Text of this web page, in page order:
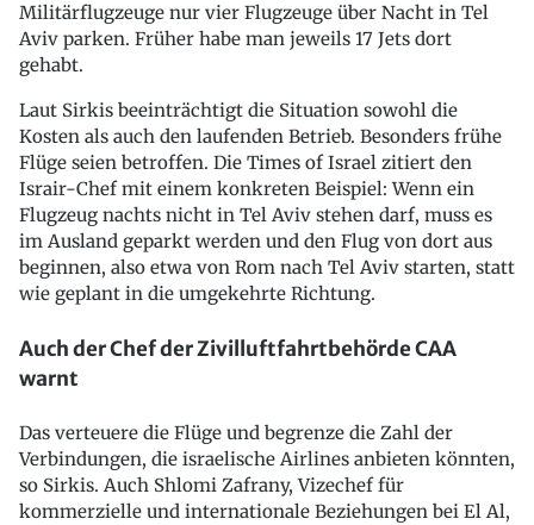
Militärflugzeuge nur vier Flugzeuge über Nacht in Tel
Aviv parken. Früher habe man jeweils 17 Jets dort
gehabt.
Laut Sirkis beeinträchtigt die Situation sowohl die
Kosten als auch den laufenden Betrieb. Besonders frühe
Flüge seien betroffen. Die Times of Israel zitiert den
Israir-Chef mit einem konkreten Beispiel: Wenn ein
Flugzeug nachts nicht in Tel Aviv stehen darf, muss es
im Ausland geparkt werden und den Flug von dort aus
beginnen, also etwa von Rom nach Tel Aviv starten, statt
wie geplant in die umgekehrte Richtung.
Auch der Chef der Zivilluftfahrtbehörde CAA
warnt
Das verteuere die Flüge und begrenze die Zahl der
Verbindungen, die israelische Airlines anbieten könnten,
so Sirkis. Auch Shlomi Zafrany, Vizechef für
kommerzielle und internationale Beziehungen bei El Al,